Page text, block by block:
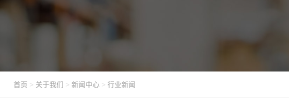
首页 > 关于我们 > 新闻中心> 行业新闻